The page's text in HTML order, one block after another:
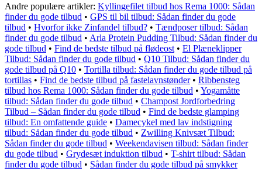
Andre populære artikler: Kyllingefilet tilbud hos Rema 1000: Sådan
finder du gode tilbud • GPS til bil tilbud: Sådan finder du gode
tilbud • Hvorfor ikke Zinfandel tilbud? • Tændposer tilbud: Sådan
finder du gode tilbud • Arla Protein Pudding Tilbud: Sådan finder du
gode tilbud • Find de bedste tilbud på flødeost • El Plæneklipper
Tilbud: Sådan finder du gode tilbud • Q10 Tilbud: Sådan finder du
gode tilbud på Q10 • Tortilla tilbud: Sådan finder du gode tilbud på
tortillas • Find de bedste tilbud på fastelavnstønder• Ribbensteg
tilbud hos Rema 1000: Sådan finder du gode tilbud • Yogamåtte
tilbud: Sådan finder du gode tilbud • Champost Jordforbedring
Tilbud – Sådan finder du gode tilbud • Find de bedste glamping
tilbud: En omfattende guide • Damecykel med lav indstigning
tilbud: Sådan finder du gode tilbud • Zwilling Knivsæt Tilbud:
Sådan finder du gode tilbud • Weekendavisen tilbud: Sådan finder
du gode tilbud • Grydesæt induktion tilbud • T-shirt tilbud: Sådan
finder du gode tilbud • Sådan finder du gode tilbud på smykker